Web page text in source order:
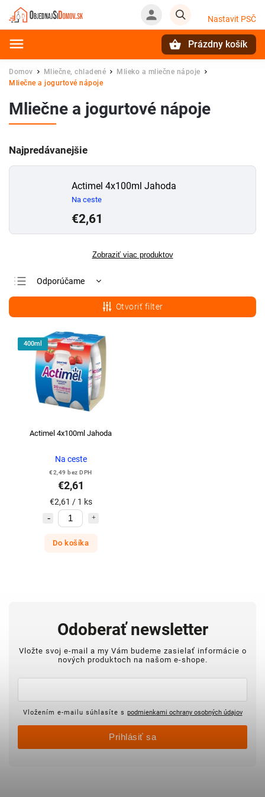
Nastavit PSČ
Prázdny košík
Domov / Mliečne, chladené / Mlieko a mliečne nápoje /
Mliečne a jogurtové nápoje
Mliečne a jogurtové nápoje
Najpredávanejšie
Actimel 4x100ml Jahoda
Na ceste
€2,61
Zobraziť viac produktov
Odporúčame
Najdrahšie
Najpredávanejšie
Abecedne
Otvoriť filter
400ml
Actimel 4x100ml Jahoda
Na ceste
€2,49 bez DPH
€2,61
€2,61 / 1 ks
Do košíka
Odoberať newsletter
Vložte svoj e-mail a my Vám budeme zasielať informácie o
nových produktoch na našom e-shope.
Vložením e-mailu súhlasíte s podmienkami ochrany osobných údajov
Prihlásiť sa